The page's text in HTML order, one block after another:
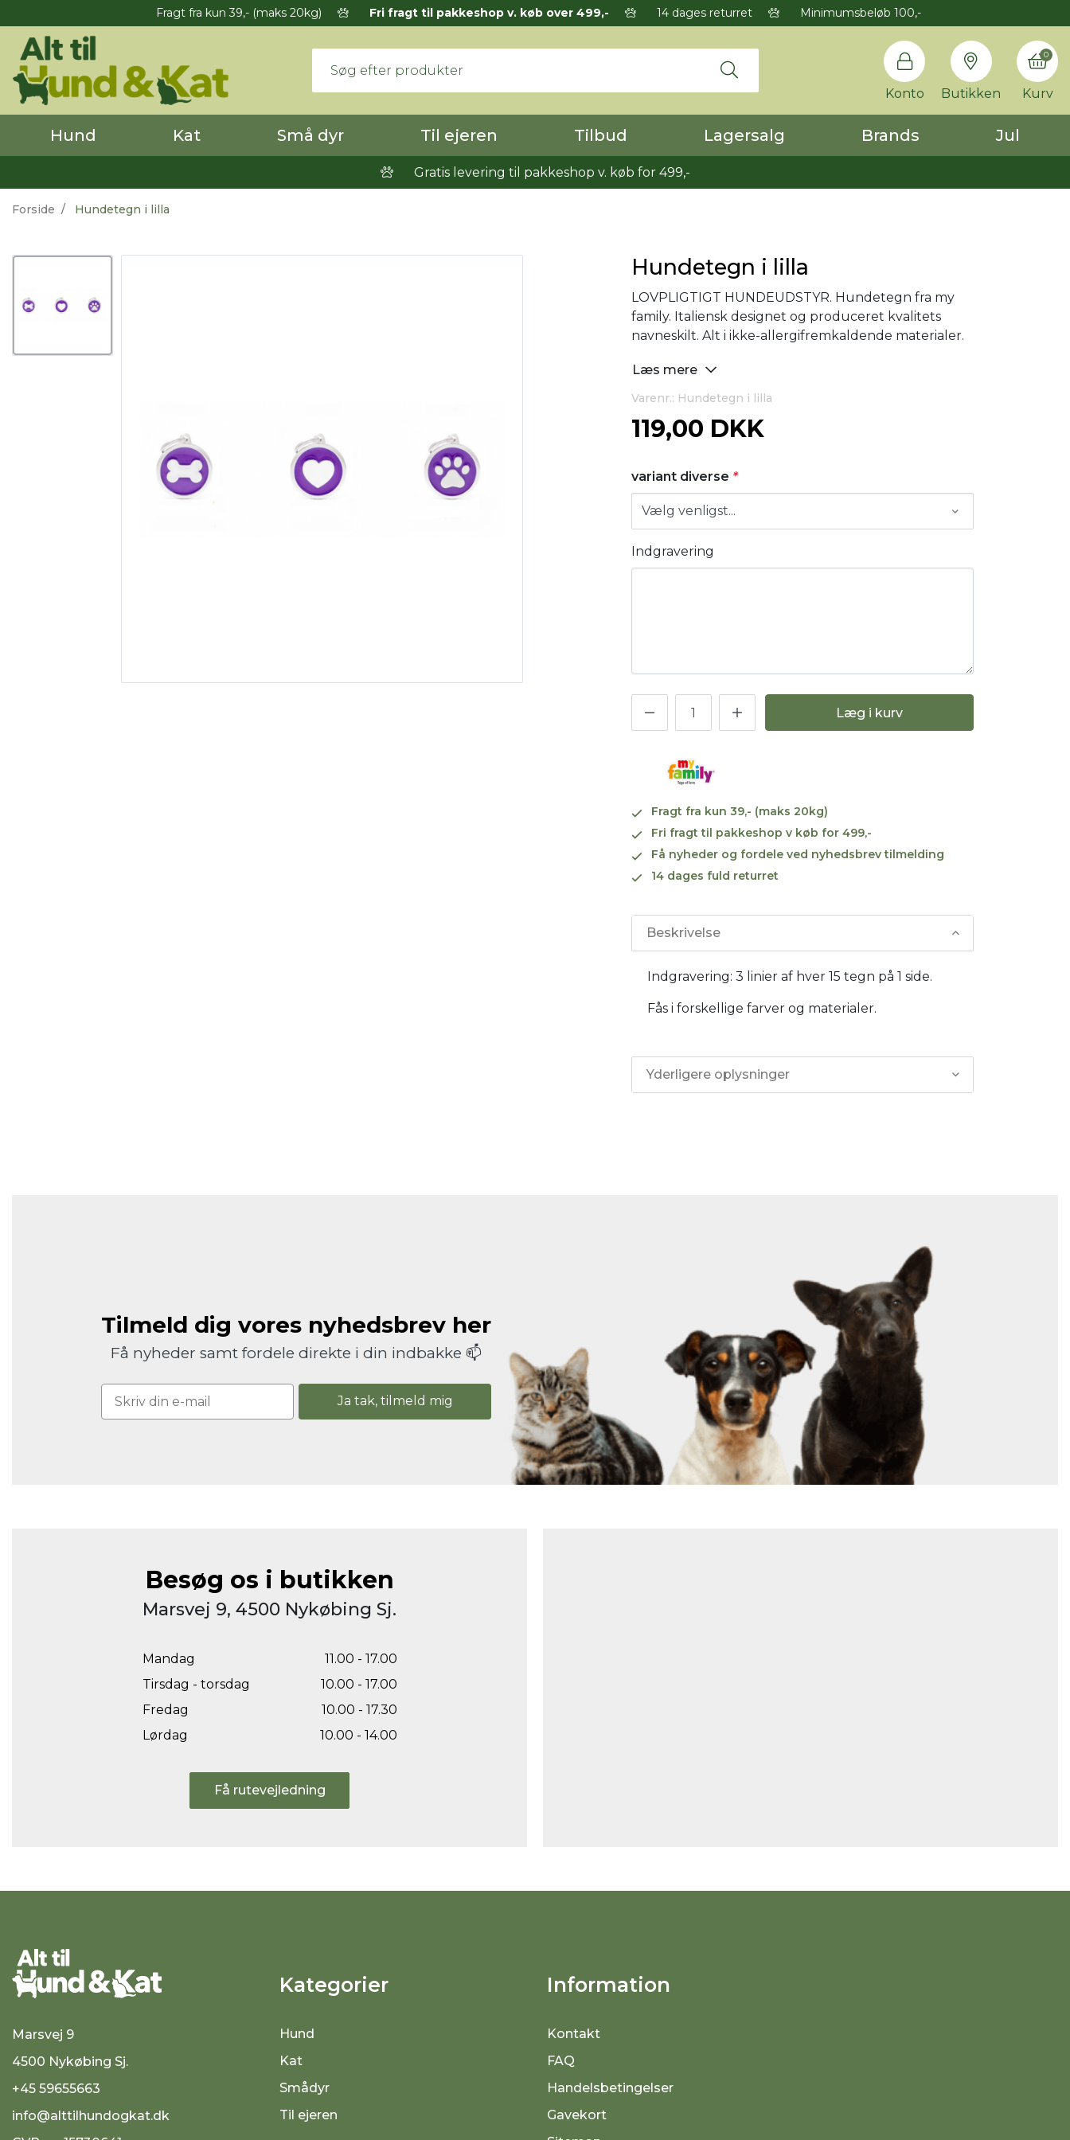
Fragt fra kun 39,- (maks 20kg) Fri fragt til pakkeshop v. køb over 499,- 14 dages returret Minimumsbeløb 100,-
Konto Butikken Kurv
0
Hund Kat Små dyr Til ejeren Tilbud Lagersalg Brands Jul
Gratis levering til pakkeshop v. køb for 499,-
Forside Hundetegn i lilla
Hundetegn i lilla
LOVPLIGTIGT HUNDEUDSTYR. Hundetegn fra my
family. Italiensk designet og produceret kvalitets
navneskilt. Alt i ikke-allergifremkaldende materialer.
Læs mere
Varenr.: Hundetegn i lilla
119,00 DKK
variant diverse *
Indgravering
Læg i kurv
Fragt fra kun 39,- (maks 20kg)
Fri fragt til pakkeshop v køb for 499,-
Få nyheder og fordele ved nyhedsbrev tilmelding
14 dages fuld returret
Beskrivelse
Indgravering: 3 linier af hver 15 tegn på 1 side.
Fås i forskellige farver og materialer.
Yderligere oplysninger
Tilmeld dig vores nyhedsbrev her
Få nyheder samt fordele direkte i din indbakke 📫
Ja tak, tilmeld mig
Besøg os i butikken
Marsvej 9, 4500 Nykøbing Sj.
Mandag
11.00 - 17.00
Tirsdag - torsdag
10.00 - 17.00
Fredag
10.00 - 17.30
Lørdag
10.00 - 14.00
Få rutevejledning
Marsvej 9
4500 Nykøbing Sj.
+45 59655663
info@alttilhundogkat.dk
Kategorier
Hund
Kat
Smådyr
Til ejeren
Information
Kontakt
FAQ
Handelsbetingelser
Gavekort